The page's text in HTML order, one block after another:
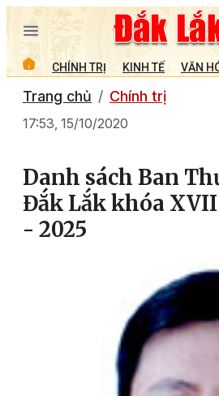
CHÍNH TRỊ KINH TẾ VĂN
Trang chủ Chính trị
17:53, 15/10/2020
Danh sách Ban
Đắk Lắk khóa
- 2025